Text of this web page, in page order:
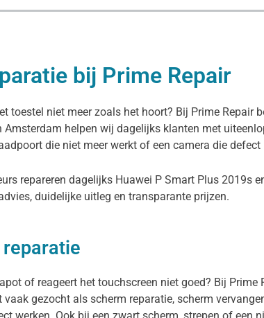
bij Prime Repair
toestel niet meer zoals het hoort? Bij Prime Repair
helpen wij dagelijks klanten met
die niet meer werkt of een camera die defect
repareren dagelijks Huawei P Smart Plus 2019s
duidelijke uitleg en transparante prijzen.
of reageert het touchscreen niet goed? Bij
gezocht als scherm reparatie, scherm